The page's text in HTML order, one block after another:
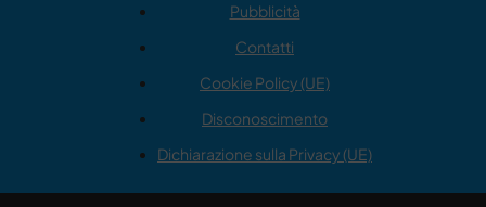
Pubblicità
Contatti
Cookie Policy (UE)
Disconoscimento
Dichiarazione sulla Privacy (UE)